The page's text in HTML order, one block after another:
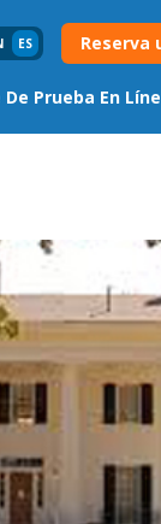
ES Reserva
De Prueba En